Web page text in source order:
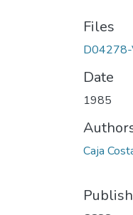
Files
D04278-
Date
1985
Caja